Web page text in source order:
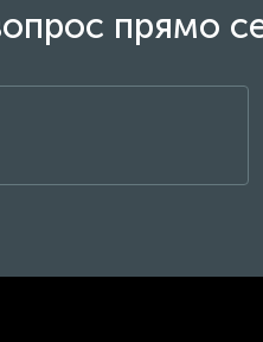
прямо